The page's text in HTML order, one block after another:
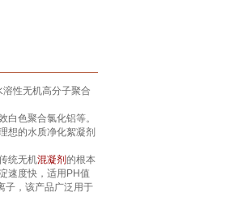
溶性无机高分子聚合
色聚合氯化铝等。
想的水质净化絮凝剂
统无机混凝剂 的根本
速度快，适用PH值
子，该产品广泛用于